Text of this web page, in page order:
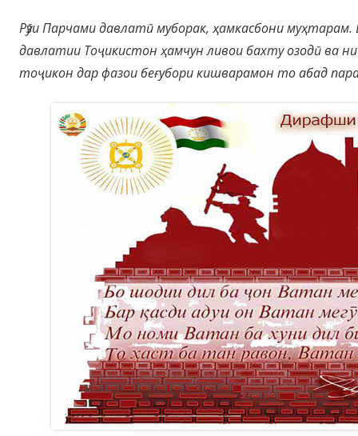
Рӯзи Парчами давлатӣ муборак, ҳамкасбони муҳтарам.
давлатии Тоҷикистон ҳамчун ливои бахту озодӣ ва
тоҷикон дар фазои беғубори кишварамон то абад